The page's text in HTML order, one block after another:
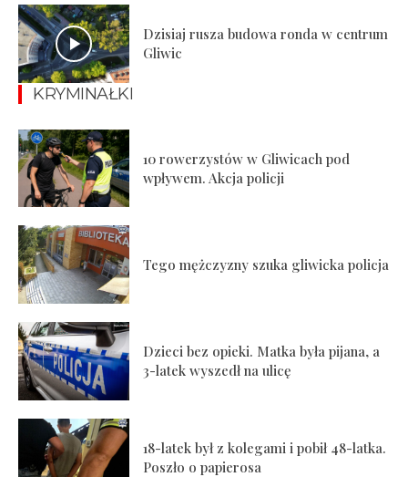
Dzisiaj rusza budowa ronda w centrum
Gliwic
KRYMINAŁKI
10 rowerzystów w Gliwicach pod
wpływem. Akcja policji
Tego mężczyzny szuka gliwicka policja
Dzieci bez opieki. Matka była pijana, a
3-latek wyszedł na ulicę
18-latek był z kolegami i pobił 48-latka.
Poszło o papierosa